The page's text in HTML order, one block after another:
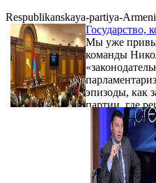
Respublikanskaya-partiya-
Государство,
Мы уже
команды
эпизоды, как
партии, где
открытые
решения
другие.
будут
мы,